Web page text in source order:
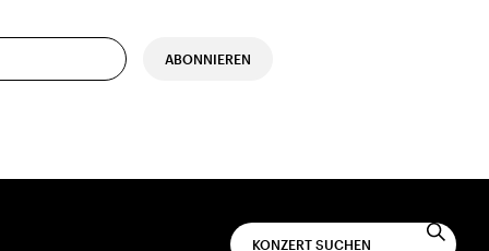
ABONNIEREN